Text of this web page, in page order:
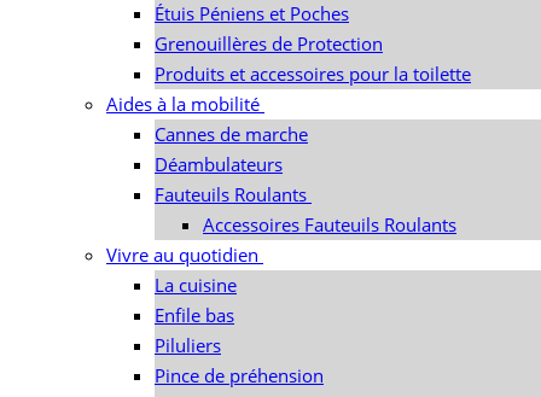
Étuis Péniens et Poches
Grenouillères de Protection
Produits et accessoires pour la toilette
Aides à la mobilité
Cannes de marche
Déambulateurs
Fauteuils Roulants
Accessoires Fauteuils Roulants
Vivre au quotidien
La cuisine
Enfile bas
Piluliers
Pince de préhension